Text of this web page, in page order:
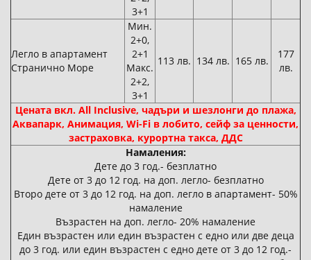
3+1
Легло в апартамент
Странично Море
Мин.
2+0,
2+1
Макс.
2+2,
3+1
113 лв. 134 лв. 165 лв.
177
лв.
Цената вкл. All Inclusive, чадъри и шезлонги до плажа,
Аквапарк, Анимация, Wi-Fi в лобито, сейф за ценности,
застраховка, курортна такса, ДДС
Намаления:
Дете до 3 год.- безплатно
Дете от 3 до 12 год. на доп. легло- безплатно
Второ дете от 3 до 12 год. на доп. легло в апартамент- 50%
намаление
Възрастен на доп. легло- 20% намаление
Един възрастен или един възрастен с едно или две деца
до 3 год. или един възрастен с едно дете от 3 до 12 год.-